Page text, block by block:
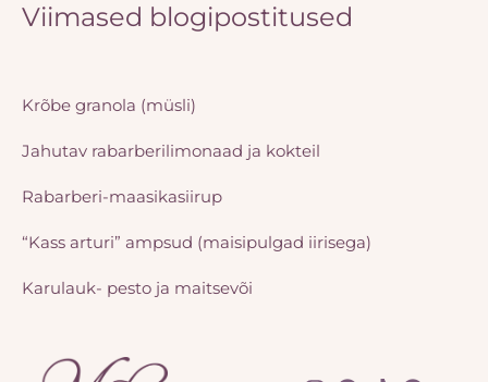
Viimased blogipostitused
Krõbe granola (müsli)
Jahutav rabarberilimonaad ja kokteil
Rabarberi-maasikasiirup
“Kass arturi” ampsud (maisipulgad iirisega)
Karulauk- pesto ja maitsevõi